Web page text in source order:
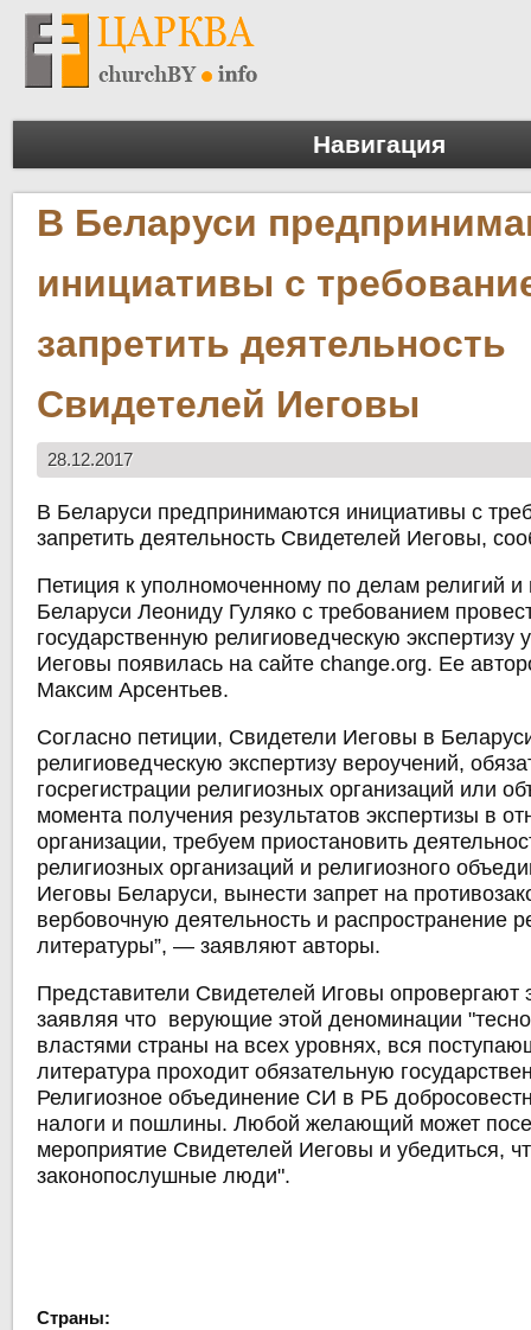
Навигация
В Беларуси
инициативы с
запретить деятельность
Свидетелей Иеговы
28.12.2017
В Беларуси предпринимаются инициативы с
запретить деятельность Свидетелей Иеговы,
Петиция к уполномоченному по делам религий и
Беларуси Леониду Гуляко с требованием
государственную религиоведческую экспертизу
Иеговы появилась на сайте change.org. Ее
Максим Арсентьев.
Согласно петиции, Свидетели Иеговы в
религиоведческую экспертизу вероучений,
госрегистрации религиозных организаций или
момента получения результатов экспертизы в
организации, требуем приостановить
религиозных организаций и религиозного
Иеговы Беларуси, вынести запрет на
вербовочную деятельность и распространение
литературы”, — заявляют авторы.
Представители Свидетелей Иговы опровергают
заявляя что верующие этой деноминации
властями страны на всех уровнях, вся
литература проходит обязательную
Религиозное объединение СИ в РБ
налоги и пошлины. Любой желающий может
мероприятие Свидетелей Иеговы и убедиться,
законопослушные люди".
Страны: